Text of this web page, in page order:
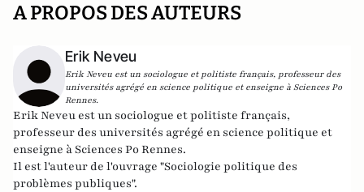
A PROPOS DES AUTEURS
Erik Neveu
Erik Neveu est un sociologue et politiste français, professeur des
universités agrégé en science politique et enseigne à Sciences Po
Rennes.
Erik Neveu est un sociologue et politiste français,
professeur des universités agrégé en science politique et
enseigne à Sciences Po Rennes.
Il est l'auteur de l'ouvrage "Sociologie politique des
problèmes publiques".